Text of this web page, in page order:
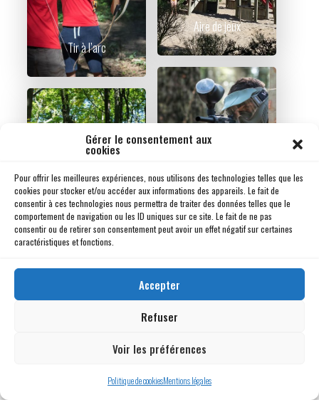
Gérer le consentement aux
cookies
Pour offrir les meilleures expériences, nous utilisons des technologies telles que les
cookies pour stocker et/ou accéder aux informations des appareils. Le fait de
consentir à ces technologies nous permettra de traiter des données telles que le
comportement de navigation ou les ID uniques sur ce site. Le fait de ne pas
consentir ou de retirer son consentement peut avoir un effet négatif sur certaines
caractéristiques et fonctions.
Accepter
Refuser
Voir les préférences
Politique de cookiesMentions légales
Tir à l’arc
Aire de jeux
Randonnées pédestres
Paintball
Aux alentours de notre Camping proche
Puy du Fou